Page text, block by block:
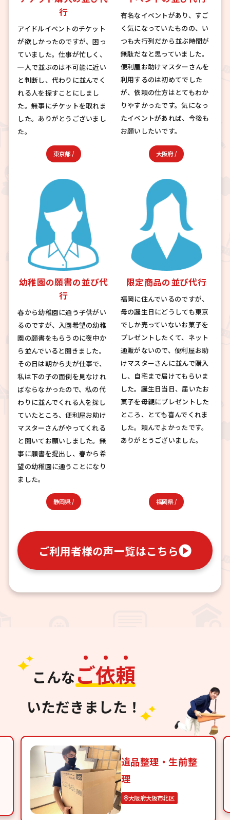
行
アイドルイベントのチケット
が欲しかったのですが、困っ
ていました。仕事が忙しく、
一人で並ぶのは不可能に近い
と判断し、代わりに並んでく
れる人を探すことにしまし
た。無事にチケットを取れま
した。ありがとうございまし
た。
東京都/
有名なイベントがあり、すご
く気になっていたものの、い
つも大行列だから並ぶ時間が
無駄だなと思っていました。
便利屋お助けマスターさんを
利用するのは初めてでした
が、依頼の仕方はとてもわか
りやすかったです。気になっ
たイベントがあれば、今後も
お願いしたいです。
大阪府/
幼稚園の願書の並び代
行
春から幼稚園に通う子供がい
るのですが、入園希望の幼稚
園の願書をもらうのに夜中か
ら並んでいると聞きました。
その日は朝から夫が仕事で、
私は下の子の面倒を見なけれ
ばならなかったので、私の代
わりに並んでくれる人を探し
ていたところ、便利屋お助け
マスターさんがやってくれる
と聞いてお願いしました。無
事に願書を提出し、春から希
望の幼稚園に通うことになり
ました。
静岡県/
限定商品の並び代行
福岡に住んでいるのですが、
母の誕生日にどうしても東京
でしか売っていないお菓子を
プレゼントしたくて、ネット
通販がないので、便利屋お助
けマスターさんに並んで購入
し、自宅まで届けてもらいま
した。誕生日当日、届いたお
菓子を母親にプレゼントした
ところ、とても喜んでくれま
した。頼んでよかったです。
ありがとうございました。
福岡県/
ご利用者様の声一覧はこちら
こんなご依頼
いただきました！
遺品整理・生前整
理
大阪府大阪市北区